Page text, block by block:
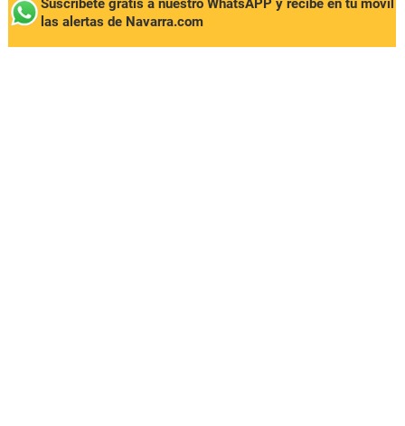
Suscríbete gratis a nuestro WhatsAPP y recibe en tu móvil
las alertas de Navarra.com